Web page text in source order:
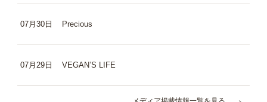
07月30日 Precious
07月29日 VEGAN’S LIFE